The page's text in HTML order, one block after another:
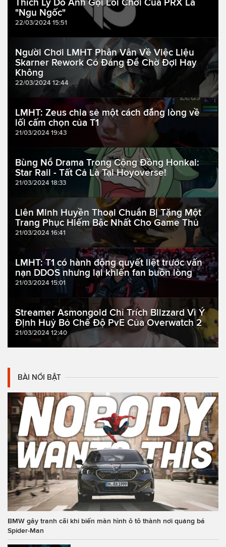
"Ngu Ngốc"
22/03/2024 15:51
Người Chơi LMHT Phân Vân Về Việc Liệu
Skarner Rework Có Đáng Để Chờ Đợi Hay
Không
22/03/2024 12:44
LMHT: Zeus chia sẻ một cách đắng lòng về
lối cấm chọn của T1
21/03/2024 19:43
Bùng Nổ Drama Trong Cộng Đồng Honkai:
Star Rail - Tất Cả Là Tại Hoyoverse!
21/03/2024 18:33
Liên Minh Huyền Thoại Chuẩn Bị Tặng Một
Trang Phục Hiếm Bậc Nhất Cho Game Thủ
21/03/2024 16:41
LMHT: T1 có hành động quyết liệt trước vấn
nạn DDOS nhưng lại khiến fan buồn lòng
21/03/2024 15:01
Streamer Asmongold Chỉ Trích Blizzard Vì Ý
Định Huỷ Bỏ Chế Độ PvE Của Overwatch 2
21/03/2024 12:40
BÀI NỔI BẬT
BMW gây tranh cãi khi biến màn hình ô tô thành nơi quảng bá
Spider-Man